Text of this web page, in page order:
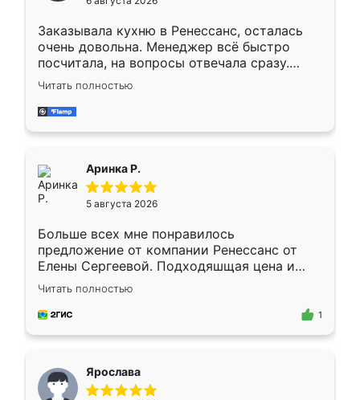
мебели буду заказывать только здесь.
Заказывала кухню в Ренессанс, осталась
очень довольна. Менеджер всё быстро
посчитала, на вопросы отвечала сразу.
Замерщик приехал в субботу, подошёл к
делу со всей ответственностью. Собрали
за день, ребята работали аккуратно, даже
Читать полностью
Аринка Р.
5 августа 2026
Больше всех мне понравилось
предложение от компании Ренессанс от
Елены Сергеевой. Подходяшщая цена и
короткие сроки изготовления. Приехавший
для замера сотрудник Владислав
предложил по моему эскизу самый
Читать полностью
1
Ярослава